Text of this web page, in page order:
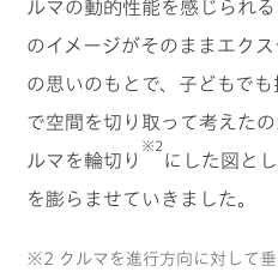
ルマの動的性能を感じられ
のイメージがそのままエク
の思いのもとで、子どもで
で空間を切り取って考えた
ルマを輪切り
※2
にした図と
を膨らませていきました。
※2 クルマを進行方向に対して